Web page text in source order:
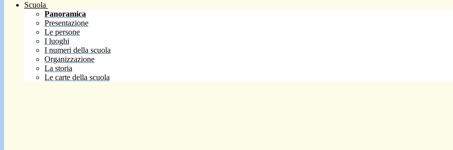
Scuola
Panoramica
Presentazione
Le persone
I luoghi
I numeri della scuola
Organizzazione
La storia
Le carte della scuola